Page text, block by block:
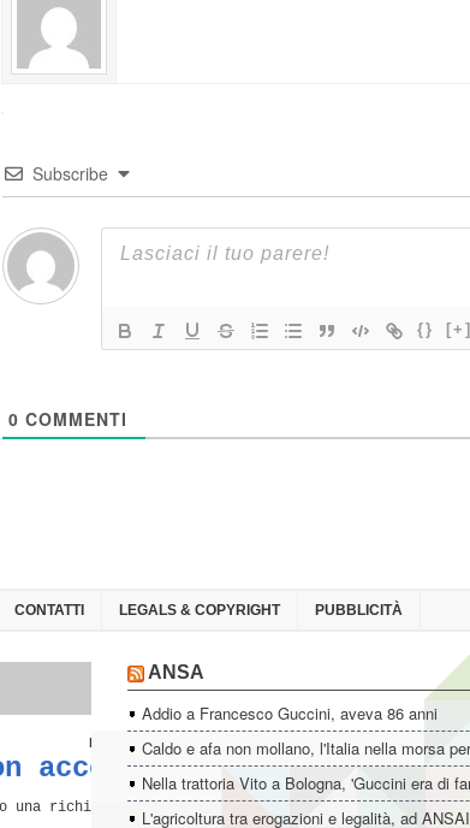
Subscribe
{} [+]
0 COMMENTI
CONTATTI LEGALS & COPYRIGHT PUBBLICITÀ
ANSA
Addio a Francesco Guccini, aveva 86 anni
Caldo e afa non mollano, l'Italia nella morsa
Nella trattoria Vito a Bologna, 'Guccini era di
L'agricoltura tra erogazioni e legalità, ad